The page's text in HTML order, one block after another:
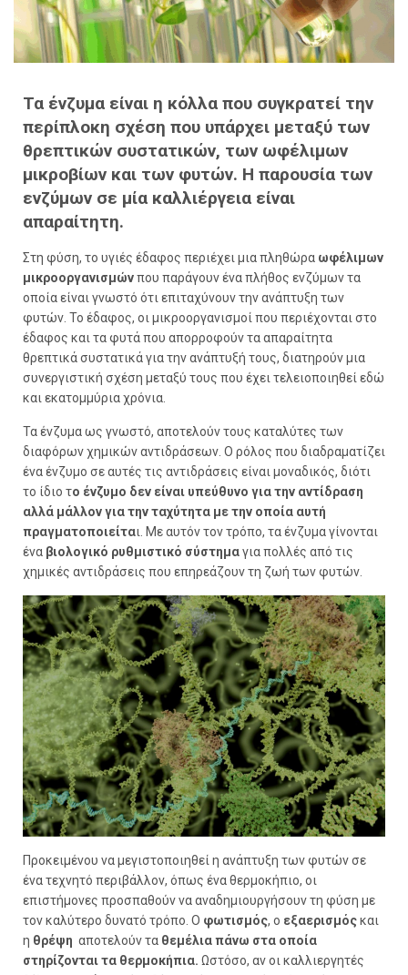
Τα ένζυμα είναι η κόλλα που συγκρατεί την
περίπλοκη σχέση που υπάρχει μεταξύ των
θρεπτικών συστατικών, των ωφέλιμων
μικροβίων και των φυτών. Η παρουσία των
ενζύμων σε μία καλλιέργεια είναι
απαραίτητη.
Στη φύση, το υγιές έδαφος περιέχει μια πληθώρα ωφέλιμων
μικροοργανισμώνπου παράγουν ένα πλήθος ενζύμων τα
οποία είναι γνωστό ότι επιταχύνουν την ανάπτυξη των
φυτών. Το έδαφος, οι μικροοργανισμοί που περιέχονται στο
έδαφος και τα φυτά που απορροφούν τα απαραίτητα
θρεπτικά συστατικά για την ανάπτυξή τους, διατηρούν μια
συνεργιστική σχέση μεταξύ τους που έχει τελειοποιηθεί εδώ
και εκατομμύρια χρόνια.
Τα ένζυμα ως γνωστό, αποτελούν τους καταλύτες των
διαφόρων χημικών αντιδράσεων. Ο ρόλος που διαδραματίζει
ένα ένζυμο σε αυτές τις αντιδράσεις είναι μοναδικός, διότι
το ίδιο το ένζυμο δεν είναι υπεύθυνο για την αντίδραση
αλλά μάλλον για την ταχύτητα με την οποία αυτή
πραγματοποιείται. Με αυτόν τον τρόπο, τα ένζυμα γίνονται
ένα βιολογικό ρυθμιστικό σύστημαγια πολλές από τις
χημικές αντιδράσεις που επηρεάζουν τη ζωή των φυτών.
Προκειμένου να μεγιστοποιηθεί η ανάπτυξη των φυτών σε
ένα τεχνητό περιβάλλον, όπως ένα θερμοκήπιο, οι
επιστήμονες προσπαθούν να αναδημιουργήσουν τη φύση με
τον καλύτερο δυνατό τρόπο. Ο φωτισμός, ο εξαερισμόςκαι
η θρέψη αποτελούν τα θεμέλια πάνω στα οποία
στηρίζονται τα θερμοκήπια. Ωστόσο, αν οι καλλιεργητές